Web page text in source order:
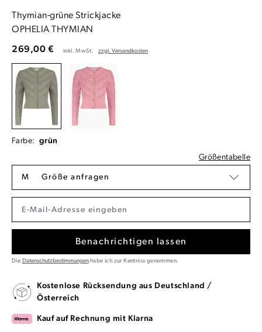
Thymian-grüne Strickjacke
OPHELIA THYMIAN
269,00 € inkl. MwSt. zzgl. Versandkosten
Farbe: grün
Größentabelle
M Größe anfragen
Benachrichtigen lassen
Die Datenschutzbestimmungenhabe ich zur Kentniss genommen.
Kostenlose Rücksendung aus Deutschland /
Österreich
Kauf auf Rechnung mit Klarna